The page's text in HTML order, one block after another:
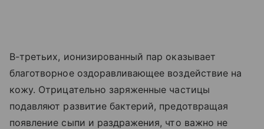
В-третьих, ионизированный пар оказывает
благотворное оздоравливающее воздействие на
кожу. Отрицательно заряженные частицы
подавляют развитие бактерий, предотвращая
появление сыпи и раздражения, что важно не